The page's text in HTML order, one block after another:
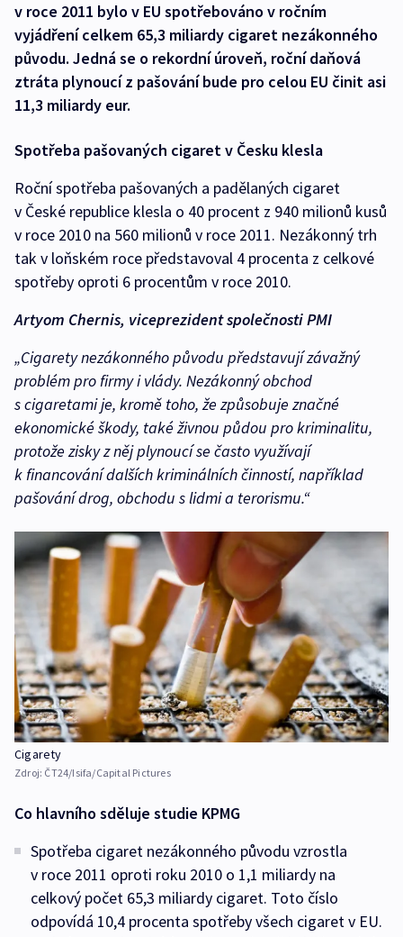
v roce 2011 bylo v EU spotřebováno v ročním
vyjádření celkem 65,3 miliardy cigaret nezákonného
původu. Jedná se o rekordní úroveň, roční daňová
ztráta plynoucí z pašování bude pro celou EU činit asi
11,3 miliardy eur.
Spotřeba pašovaných cigaret v Česku klesla
Roční spotřeba pašovaných a padělaných cigaret
v České republice klesla o 40 procent z 940 milionů kusů
v roce 2010 na 560 milionů v roce 2011. Nezákonný trh
tak v loňském roce představoval 4 procenta z celkové
spotřeby oproti 6 procentům v roce 2010.
Artyom Chernis, viceprezident společnosti PMI
„Cigarety nezákonného původu představují závažný
problém pro firmy i vlády. Nezákonný obchod
s cigaretami je, kromě toho, že způsobuje značné
ekonomické škody, také živnou půdou pro kriminalitu,
protože zisky z něj plynoucí se často využívají
k financování dalších kriminálních činností, například
pašování drog, obchodu s lidmi a terorismu.“
Cigarety
Zdroj: ČT24/Isifa/Capital Pictures
Co hlavního sděluje studie KPMG
Spotřeba cigaret nezákonného původu vzrostla
v roce 2011 oproti roku 2010 o 1,1 miliardy na
celkový počet 65,3 miliardy cigaret. Toto číslo
odpovídá 10,4 procenta spotřeby všech cigaret v EU.